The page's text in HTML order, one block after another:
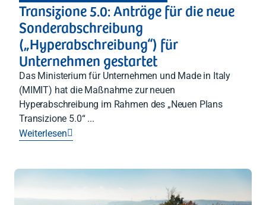
Transizione 5.0: Anträge für die neue
Sonderabschreibung
(„Hyperabschreibung“) für
Unternehmen gestartet
Das Ministerium für Unternehmen und Made in Italy
(MIMIT) hat die Maßnahme zur neuen
Hyperabschreibung im Rahmen des „Neuen Plans
Transizione 5.0“ ...
Weiterlesen